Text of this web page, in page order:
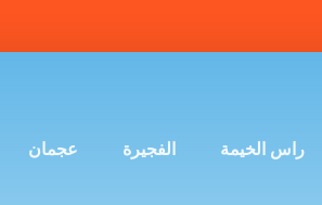
راس الخيمة الفجيرة عجمان